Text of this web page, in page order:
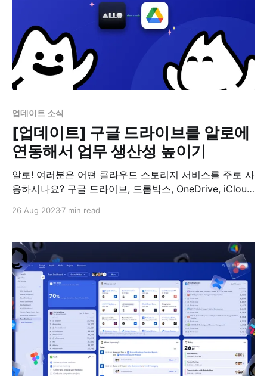
업데이트 소식
[업데이트] 구글 드라이브를 알로에
연동해서 업무 생산성 높이기
알로! 여러분은 어떤 클라우드 스토리지 서비스를 주로 사
용하시나요? 구글 드라이브, 드롭박스, OneDrive, iCloud
도 구글 드라이브는 많은 사람이 개인용 및 전문가용으로
구글 드라이브에 문서, 사진, 동영상 등 파일을 업로드하
고 공유하는 경우가 많이 있습니다. 그러나 구글 드라이브
는
26 Aug 20237 min read